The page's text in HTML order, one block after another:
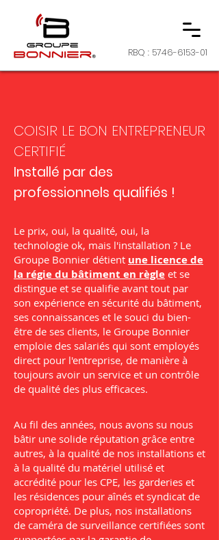
RBQ : 5746-6153-01
COISIR LE BON ENTREPRENEUR
CERTIFIÉ
Installé par des
professionnels qualifiés !
Le prix, oui, la qualité, oui, la
technologie ok, mais l'installation ? Le
Groupe Bonnier détient une licence de
la régie du bâtiment en règle et se
distingue et se qualifie avant tout par
son expérience en sécurité du bâtiment,
ses connaissances et le souci du bien-
être de ses clients, le Groupe Bonnier
emploie des salariés qui sont employés
direct pour l'entreprise, de manière à
toujours avoir un service et un contrôle
de qualité des plus efficaces.
Au fil des années, nous avons su nous
bâtir une solide réputation grâce entre
autres, à la qualité de nos installations et
à la qualité du matériel utilisé et
accrédité pour les CPE, les garderies et
les résidences pour aînés et syndicat de
copropriété. De plus, nos installations
de caméra de surveillance certifiées sont